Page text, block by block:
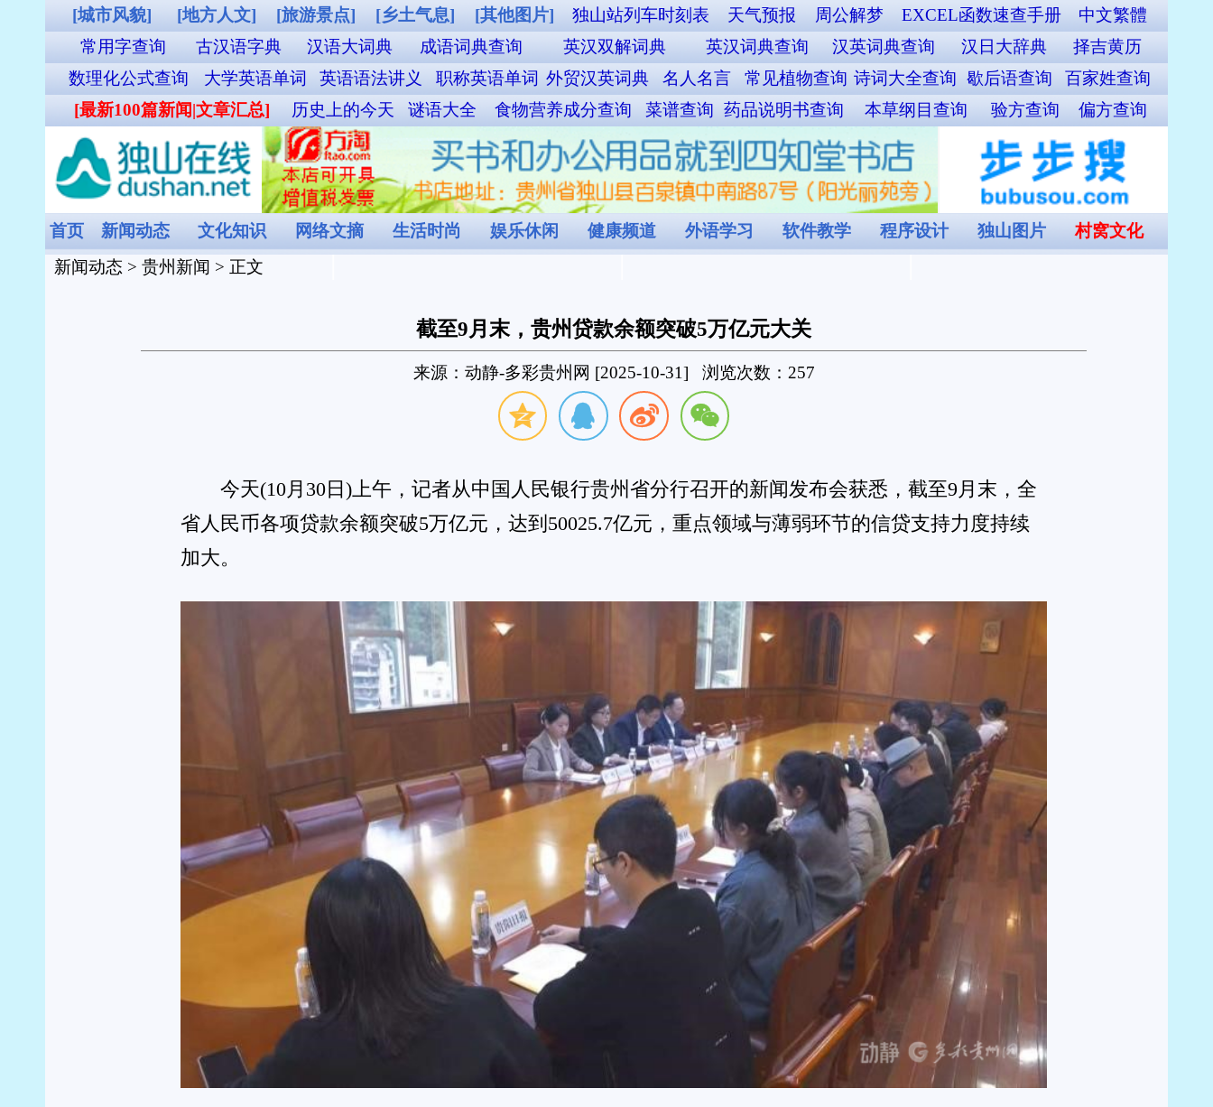
[城市风貌] [地方人文] [旅游景点] [乡土气息] [其他图片] 独山站列车时刻表 天气预报 周公解梦 EXCEL函数速查手册
中文繁體
常用字查询
古汉语字典 汉语大词典 成语词典查询 英汉双解词典 英汉词典查询 汉英词典查询 汉日大辞典
择吉黄历
数理化公式查询
大学英语单词 英语语法讲义 职称英语单词 外贸汉英词典 名人名言 常见植物查询 诗词大全查询 歇后语查询
百家姓查询
[最新100篇新闻|文章汇总]
历史上的今天 谜语大全 食物营养成分查询 菜谱查询 药品说明书查询 本草纲目查询 验方查询 偏方查询
新闻动态 文化知识 网络文摘 生活时尚 娱乐休闲 健康频道 外语学习 软件教学 程序设计 独山图片
村窝文化
新闻动态> 贵州新闻> 正文
截至9月末，贵州贷款余额突破5万亿元大关
来源： 动静-多彩贵州网 [2025-10-31] 浏览次数：257
省人民币各项贷款余额突破5万亿元，达到50025.7亿元，重点领域与薄弱环节的信贷支持力度持续
加大。
当前，贵州各项存款平稳增加，9月末，全省金融机构人民币各项存款余额38920.9亿元，同比
增长3.5%。全省金融机构人民币各项贷款余额50025.7亿元，比年初增加1597亿元，同比增长4%(剔
除其他因素后同比增长7.3%)。信贷结构持续优化，精准支持实体经济高质量发展，工业和基础设施
相关行业贷款保持较快增长。9月末，全省工业贷款和新型工业化贷款余额分别为5410.4亿元、
4402.8亿元，同比分别增长14.2%、13%，增速是各项贷款的3.6倍、3.3倍。普惠小微信用贷款余额
2958.1亿元，占普惠小微贷款余额的56%，比年初提高1.1个百分点，普惠小微主体融资的可得性和
便利性持续提升。此外，绿色贷款增加较多，全省绿色贷款余额8774.1亿元，比年初增长8.2%。主
要用于基础设施绿色升级、生态保护修复和利用等。
中国人民银行贵州省分行调查统计处三级调研员邱浩介绍，“十四五”期间，贵州实现从“三万
亿”到“五万亿”的两个万亿元跨越式发展。“从投向看，新增贷款主要投向制造业、服务业等重点领
域，9月末，全省制造业中长期贷款余额为1999.7亿元，同比增长4.7%，增速比各项贷款高0.7个百分
点。其中，高技术制造业中长期贷款同比增长12.9%，增速是各项贷款的3.2倍，金融为全省经济高
质量发展提供了有力支撑。”邱浩说。
您看完此刻的感受是！ 已有 0人表态：
0 0 0 0 0 0